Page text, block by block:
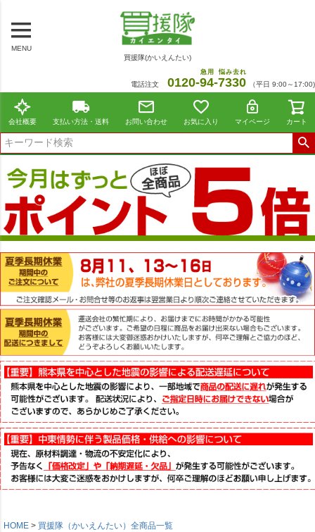
MENU
買援隊(かいえんたい)
電話注文 0120-94
急用
-7330
悩み去れ
（平日 9:00～17:00)
会社概要 支払い方法・送料 お問い合わせ お気に入り マイページ カート
HOME
買援隊（かいえんたい）全商品一覧